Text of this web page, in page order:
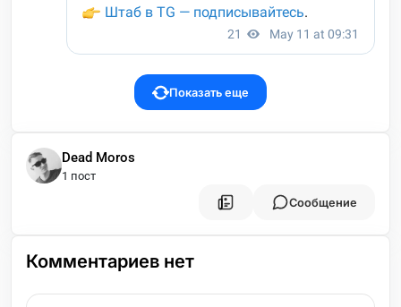
Показать еще
Dead Moros
1 пост
Сообщение
Комментариев нет